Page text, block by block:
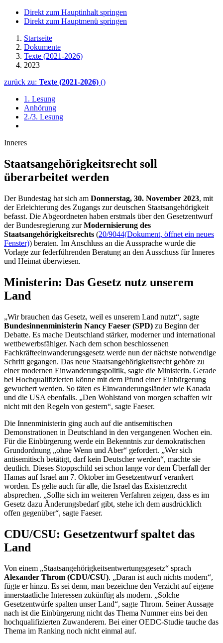
Direkt zum Hauptinhalt springen
Direkt zum Hauptmenü springen
Startseite
Dokumente
Texte (2021-2026)
2023
zurück zu: Texte (2021-2026) ()
1. Lesung
Anhörung
2./3. Lesung
Inneres
Staatsangehörigkeitsrecht soll
überarbeitet werden
Der Bundestag hat sich am Donnerstag, 30. November 2023, mit
der Erleichterung des Zugangs zur deutschen Staatsangehörigkeit
befasst. Die Abgeordneten haben erstmals über den Gesetzentwurf
der Bundesregierung zurModernisierung des
Staatsangehörigkeitsrechts (20/9044(Dokument, öffnet ein neues
Fenster)) beraten. Im Anschluss an die Aussprache wurde die
Vorlage zur federführenden Beratung an den Ausschuss für Inneres
und Heimat überwiesen.
Ministerin: Das Gesetz nutz unserem
Land
„Wir brauchen das Gesetz, weil es unserem Land nutzt“, sagte
Bundesinnenministerin Nancy Faeser (SPD) zu Beginn der
Debatte. Es mache Deutschland stärker, moderner und international
wettbewerbsfähiger. Nach dem schon beschlossenen
Fachkräfteeinwanderungsgesetz werde nun der nächste notwendige
Schritt gegangen. Das neue Staatsangehörigkeitsrecht gehöre zu
einer modernen Einwanderungspolitik, sagte die Ministerin. Gerade
bei Hochqualifizierten könne mit dem Pfund einer Einbürgerung
gewuchert werden. So täten es Einwanderungsländer wie Kanada
und die USA ebenfalls. „Den Wohlstand von morgen schaffen wir
nicht mit den Regeln von gestern“, sagte Faeser.
Die Innenministerin ging auch auf die antisemitischen
Demonstrationen in Deutschland in den vergangenen Wochen ein.
Für die Einbürgerung werde ein Bekenntnis zur demokratischen
Grundordnung „ohne Wenn und Aber“ gefordert. „Wer sich
antisemitisch betätigt, darf kein Deutscher werden“, machte sie
deutlich. Dieses Stoppschild sei schon lange vor dem Überfall der
Hamas auf Israel am 7. Oktober im Gesetzentwurf verankert
worden. Es gelte auch für alle, die Israel das Existenzrecht
absprechen. „Sollte sich im weiteren Verfahren zeigen, dass es im
Gesetz dazu Änderungsbedarf gibt, stehe ich dem ausdrücklich
offen gegenüber“, sagte Faeser.
CDU/CSU: Gesetzentwurf spaltet das
Land
Von einem „Staatsangehörigkeitsentwertungsgesetz“ sprach
Alexander Throm (CDU/CSU). „Daran ist auch nichts modern“,
fügte er hinzu. Es sei denn, man bezeichne den Verzicht auf eigene
innerstaatliche Interessen zukünftig als modern. „Solche
Gesetzentwürfe spalten unser Land“, sagte Throm. Seiner Aussage
nach ist die Einbürgerung nicht das Thema Nummer eins bei den
hochqualifizierten Zuwanderern. Bei einer OEDC-Studie tauche das
Thema im Ranking noch nicht einmal auf.